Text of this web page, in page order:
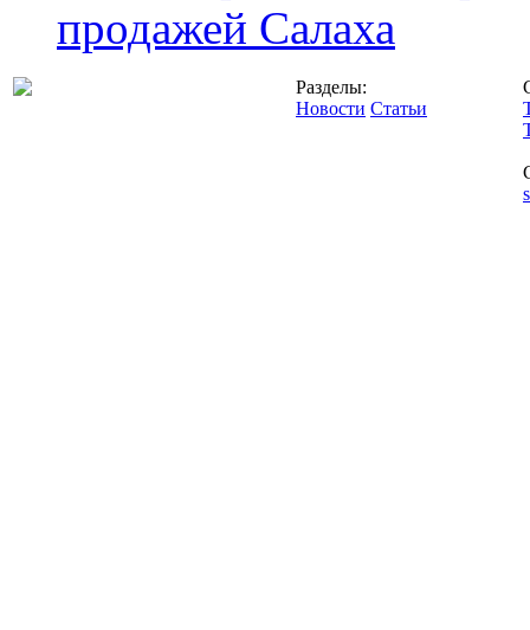
продажей Салаха
Разделы:
Новости Статьи